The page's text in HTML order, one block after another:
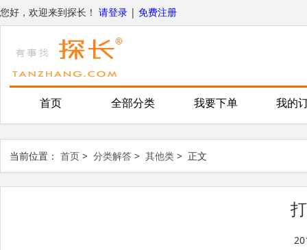
您好，欢迎来到探长！ 请登录 | 免费注册
首页 全部分类 我要下单 我的
当前位置： 首页> 分类解答> 其他类> 正文